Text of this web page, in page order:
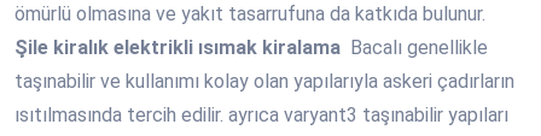
ömürlü olmasına ve yakıt tasarrufuna da katkıda bulunur.
Şile kiralık elektrikli ısımak kiralama Bacalı genellikle
taşınabilir ve kullanımı kolay olan yapılarıyla askeri çadırların
ısıtılmasında tercih edilir. ayrıca varyant3 taşınabilir yapıları